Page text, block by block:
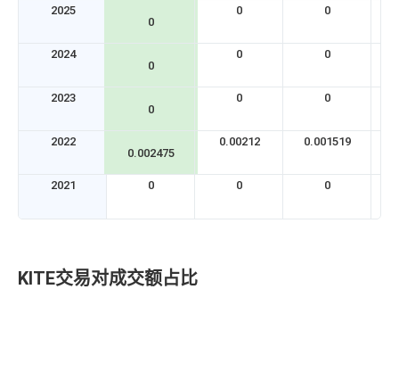
2025
0
0 0
2024
0
0 0
2023
0
0 0
2022
0.002475
0.00212 0.001519
2021 0 0 0
KITE交易对成交额占比